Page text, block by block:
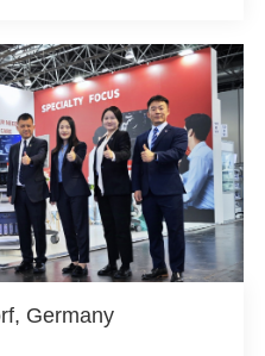
Germany